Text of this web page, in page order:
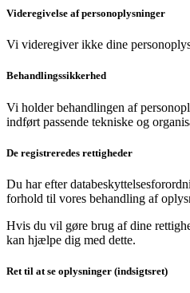
Videregivelse af personoplysninger
Vi videregiver ikke dine
Behandlingssikkerhed
Vi holder behandlingen af
indført passende tekniske og
De registreredes rettigheder
Du har efter
forhold til vores behandling af
Hvis du vil gøre brug af dine
kan hjælpe dig med dette.
Ret til at se oplysninger (indsigtsret)